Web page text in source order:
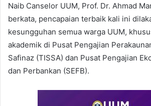
Naib Canselor UUM, Prof. Dr. Ahmad
berkata, pencapaian terbaik kali ini
kesungguhan semua warga UUM,
akademik di Pusat Pengajian
Safinaz (TISSA) dan Pusat Pengajian
dan Perbankan (SEFB).